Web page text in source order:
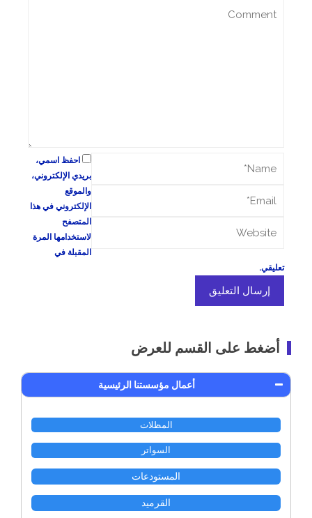
احفظ اسمي،
بريدي الإلكتروني،
والموقع
الإلكتروني في هذا
المتصفح
لاستخدامها المرة
المقبلة في
تعليقي.
أضغط على القسم للعرض
أعمال مؤسستنا الرئيسية
المظلات
السواتر
المستودعات
القرميد